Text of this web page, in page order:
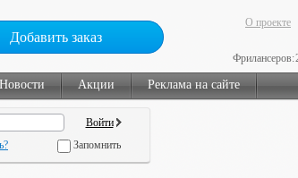
Добавить заказ
О проекте
Фрилансеров:
Новости Акции Реклама на сайте
Запомнить